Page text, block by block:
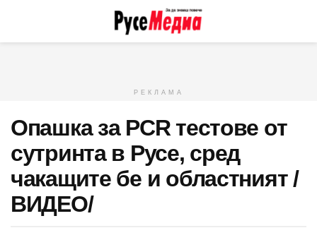
РЕКЛАМА
Опашка за PCR тестове от
сутринта в Русе, сред
чакащите бе и областният /
ВИДЕО/